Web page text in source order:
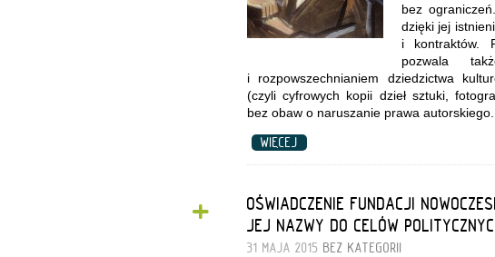
bez
dzięki jej
i kontraktów.
pozwala
i rozpowszechnianiem dziedzictwa
(czyli cyfrowych kopii dzieł sztuki,
bez obaw o naruszanie prawa autorskiego.
WIĘCEJ
+
OŚWIADCZENIE FUNDACJI
JEJ NAZWY DO CELÓW
31 MAJA 2015 BEZ KATEGORII